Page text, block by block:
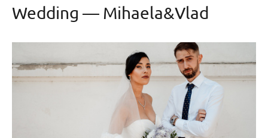
Wedding — Mihaela&Vlad